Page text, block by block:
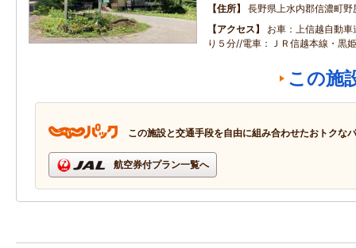
住所
長野県上水内郡信濃町
アクセス
お車：上信越自動
り５分//電車：ＪＲ信越本線・黒
この施
この施設と交通手段を自由に組み合わせたおトクな
航空券付プラン一覧へ